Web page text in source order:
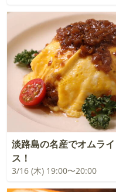
淡路島の名産でオムライ
ス！
3/16 (木) 19:00〜20:00